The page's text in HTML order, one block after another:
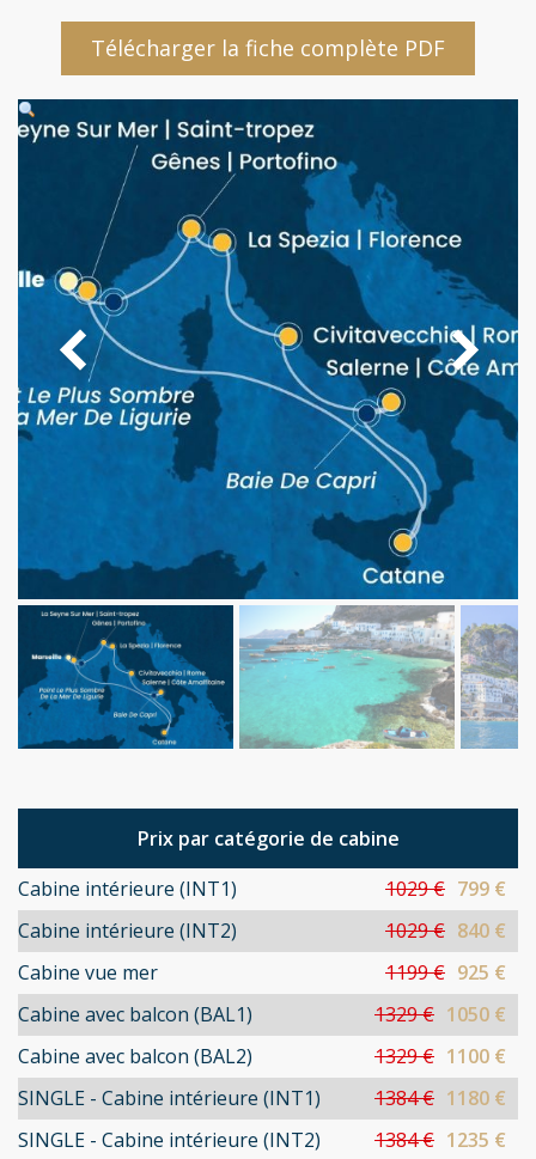
Télécharger la fiche complète PDF
Prix par catégorie de cabine
Cabine intérieure (INT1)
1029 € 799 €
Cabine intérieure (INT2)
1029 € 840 €
Cabine vue mer
1199 € 925 €
Cabine avec balcon (BAL1)
1329 € 1050 €
Cabine avec balcon (BAL2)
1329 € 1100 €
SINGLE - Cabine intérieure (INT1)
1384 € 1180 €
SINGLE - Cabine intérieure (INT2)
1384 € 1235 €